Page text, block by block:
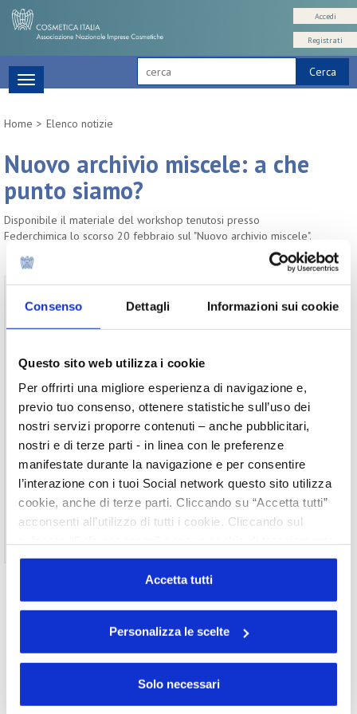
Consenso Dettagli Informazioni sui cookie
Questo sito web utilizza i cookie
Per offrirti una migliore esperienza di navigazione e,
previo tuo consenso, ottenere statistiche sull’uso dei
nostri servizi proporre contenuti – anche pubblicitari,
nostri e di terze parti - in linea con le preferenze
manifestate durante la navigazione e per consentire
l’interazione con i tuoi Social network questo sito utilizza
cookie, anche di terze parti. Cliccando su “Accetta tutti”
acconsenti all’utilizzo di tutti i cookie. Cliccando sul
o profilazione viene utilizzato. Cliccando su
“Personalizza le scelte” è possibile esprimere la propria
volontà in relazione a ciascuna categoria di cookie del
Accetta tutti
Personalizza le scelte
Solo necessari
Cerca
Accedi
Registrati
Toggle
navigation
Home
Elenco notizie
Nuovo archivio miscele: a che
punto siamo?
Disponibile il materiale del workshop tenutosi presso
Federchimica lo scorso 20 febbraio sul "Nuovo archivio miscele".
Per visualizzare il testo completo del
Username
Password
CopyrightUNISERVICE 2015 - 2019